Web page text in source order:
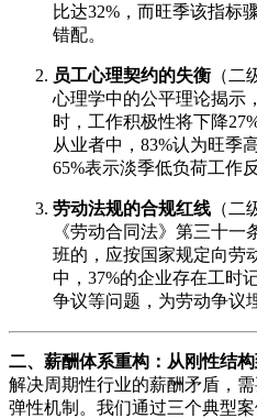
比达32%，而旺季该指标
错配。
员工心理契约的失衡 （二
心理学中的公平理论揭示
时，工作积极性将下降
从业者中，83%认为旺季
65%表示淡季低负荷工作
劳动法规的合规红线 （二
《劳动合同法》第三十
班的，应按国家规定向劳
中，37%的企业存在工时
争议等问题，为劳动争议
二、薪酬体系重构：从刚性结
解决周期性行业的薪酬矛盾，
弹性机制。我们通过三个典型